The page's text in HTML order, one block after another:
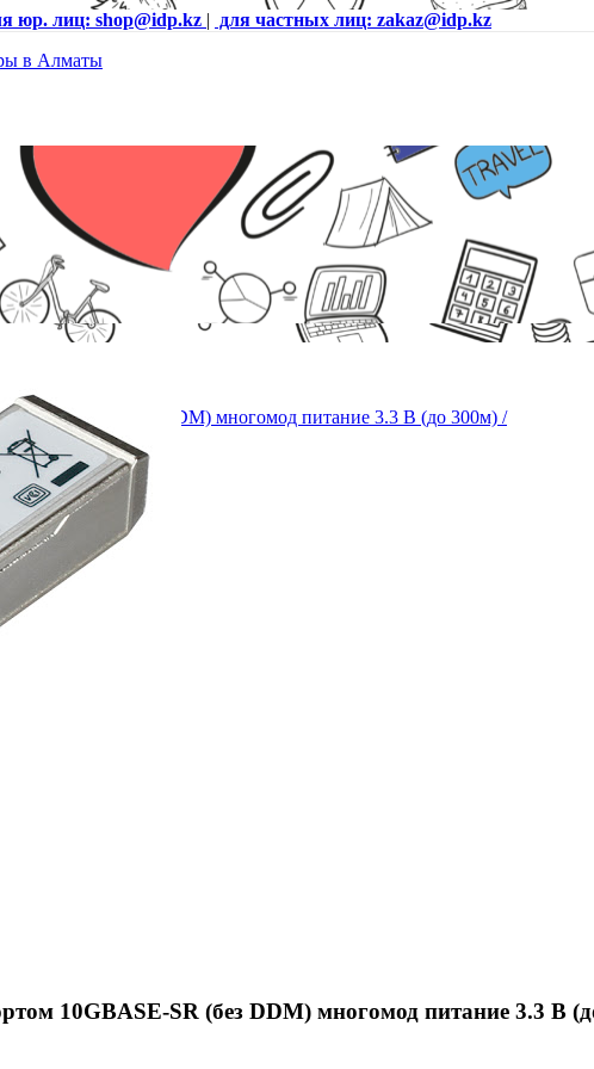
юр. лиц: shop@idp.kz | для частных лиц: zakaz@idp.kz
10GBASE-SR (без DDM) многомод питание 3.3 В (до 300м) /
10GBASE-SR (без DDM) многомод питание 3.3 В